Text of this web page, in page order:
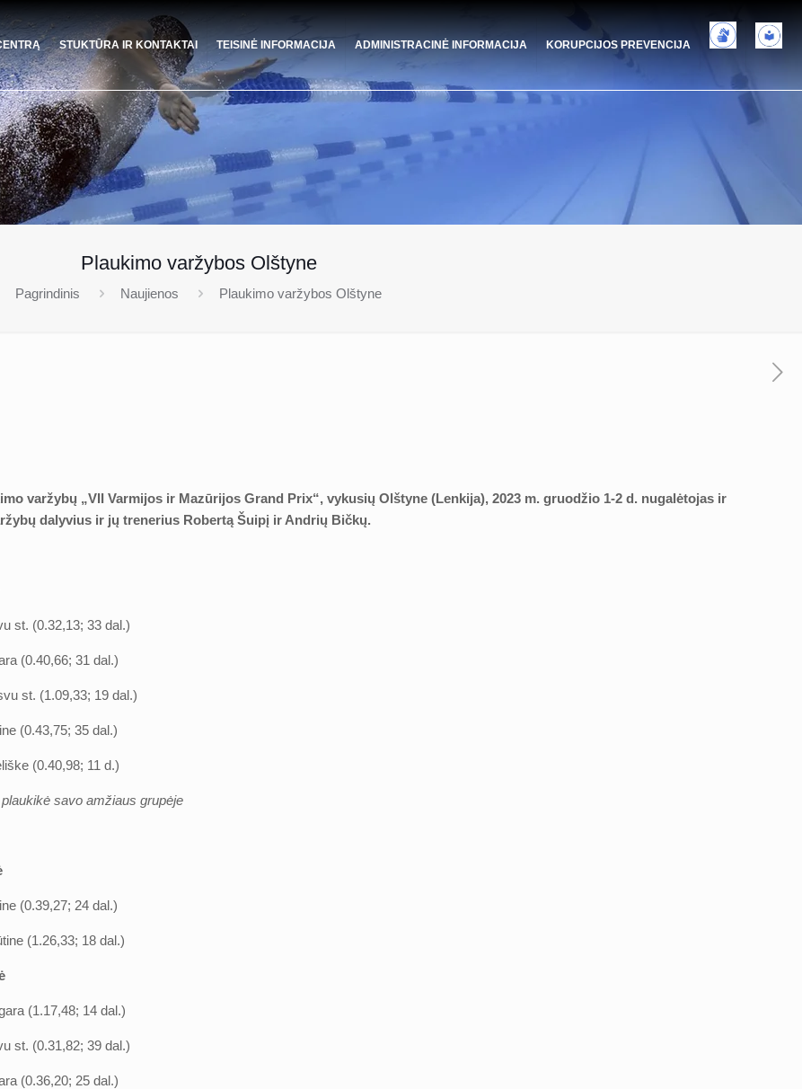
STUKTŪRA IR KONTAKTAI TEISINĖ INFORMACIJA ADMINISTRACINĖ INFORMACIJA KORUPCIJOS PREVENCIJA
Plaukimo varžybos Olštyne
Pagrindinis Naujienos Plaukimo varžybos Olštyne
varžybų „VII Varmijos ir Mazūrijos Grand Prix“, vykusių Olštyne (Lenkija), 2023 m. gruodžio 1-2 d. nugalėtojas ir
dalyvius ir jų trenerius Robertą Šuipį ir Andrių Bičkų.
st. (0.32,13; 33 dal.)
(0.40,66; 31 dal.)
st. (1.09,33; 19 dal.)
(0.43,75; 35 dal.)
(0.40,98; 11 d.)
savo amžiaus grupėje
(0.39,27; 24 dal.)
(1.26,33; 18 dal.)
(1.17,48; 14 dal.)
st. (0.31,82; 39 dal.)
(0.36,20; 25 dal.)